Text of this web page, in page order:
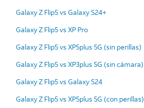
Galaxy Z Flip5 vs Galaxy S24+
Galaxy Z Flip5 vs XP Pro
Galaxy Z Flip5 vs XP5plus 5G (sin perillas)
Galaxy Z Flip5 vs XP3plus 5G (sin cámara)
Galaxy Z Flip5 vs Galaxy S24
Galaxy Z Flip5 vs XP5plus 5G (con perillas)